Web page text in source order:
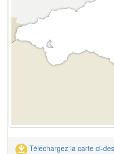
Téléchargez la carte ci-